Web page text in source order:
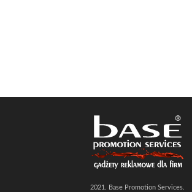
2021. Base Promotion Services.